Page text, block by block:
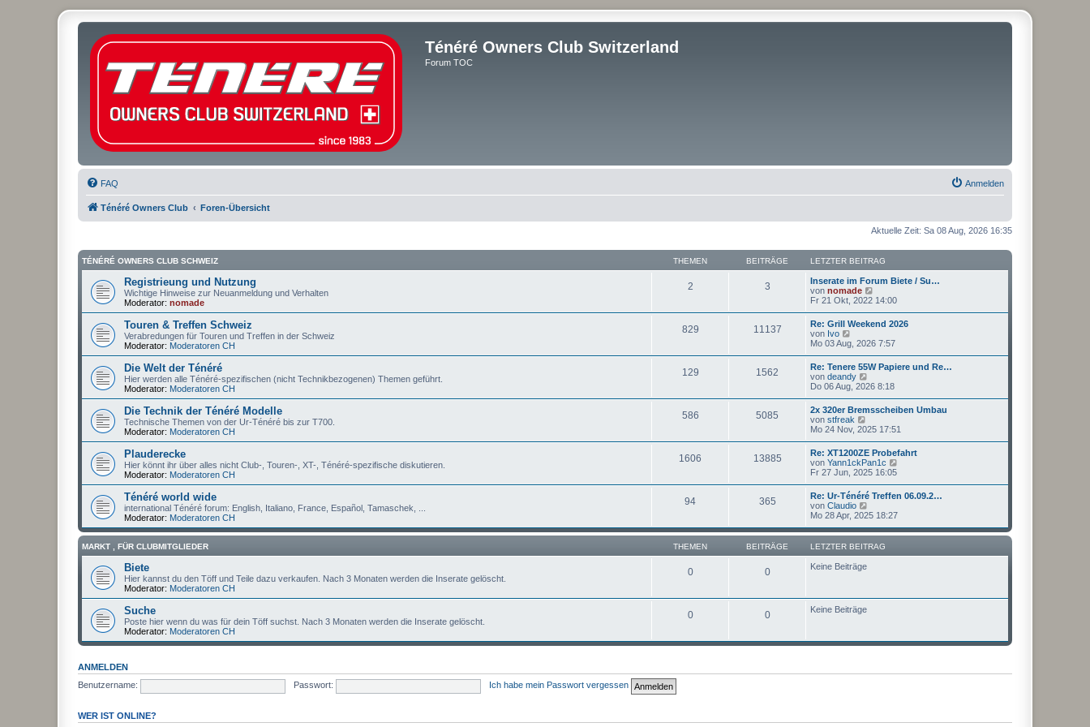
Ténéré Owners Club Switzerland
Forum TOC
FAQ Anmelden
Ténéré Owners Club Foren-Übersicht
Aktuelle Zeit: Sa 08 Aug, 2026 16:35
TÉNÉRÉ OWNERS CLUB SCHWEIZ THEMEN BEITRÄGE LETZTER BEITRAG
Registrieung und Nutzung
Wichtige Hinweise zur Neuanmeldung und Verhalten
Moderator: nomade
2 3
Inserate im Forum Biete / Su…
von nomade
e
s
t
e
r
B
i
t
r
a
g
Fr 21 Okt, 2022 14:00
Touren & Treffen Schweiz
Verabredungen für Touren und Treffen in der Schweiz
Moderator: Moderatoren CH
829 11137
Re: Grill Weekend 2026
von Ivo
e
s
t
e
r
B
e
i
t
r
a
g
Mo 03 Aug, 2026 7:57
Die Welt der Ténéré
Hier werden alle Ténéré-spezifischen (nicht Technikbezogenen) Themen geführt.
Moderator: Moderatoren CH
129 1562
Re: Tenere 55W Papiere und Re…
von deandy
e
s
t
e
r
B
e
i
t
r
a
g
Do 06 Aug, 2026 8:18
Die Technik der Ténéré Modelle
Technische Themen von der Ur-Ténéré bis zur T700.
Moderator: Moderatoren CH
586 5085
2x 320er Bremsscheiben Umbau
von stfreak
e
e
s
t
e
r
B
e
i
t
r
a
g
Mo 24 Nov, 2025 17:51
Plauderecke
Hier könnt ihr über alles nicht Club-, Touren-, XT-, Ténéré-spezifische diskutieren.
Moderator: Moderatoren CH
1606 13885
Re: XT1200ZE Probefahrt
von Yann1ckPan1c
s
r
i
g
Fr 27 Jun, 2025 16:05
Ténéré world wide
international Ténéré forum: English, Italiano, France, Español, Tamaschek, ...
Moderator: Moderatoren CH
94 365
Re: Ur-Ténéré Treffen 06.09.2…
von Claudio
e
e
s
i
g
Mo 28 Apr, 2025 18:27
MARKT , FÜR CLUBMITGLIEDER THEMEN BEITRÄGE LETZTER BEITRAG
Biete
Hier kannst du den Töff und Teile dazu verkaufen. Nach 3 Monaten werden die Inserate gelöscht.
Moderator: Moderatoren CH
0 0 Keine Beiträge
Suche
Poste hier wenn du was für dein Töff suchst. Nach 3 Monaten werden die Inserate gelöscht.
Moderator: Moderatoren CH
0 0 Keine Beiträge
ANMELDEN
Benutzername:
Passwort: Ich habe mein Passwort vergessen
WER IST ONLINE?